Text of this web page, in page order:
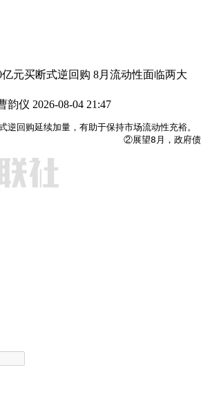
元买断式逆回购 8月流动性面临两大
韵仪 2026-08-04 21:47
回购延续加量，有助于保持市场流动性充裕。
②展望8月，政府债供